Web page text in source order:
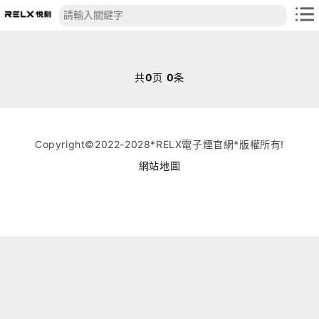
共0页 0条
Copyright©2022-2028*RELX電子煙官網*版權所有!
網站地圖